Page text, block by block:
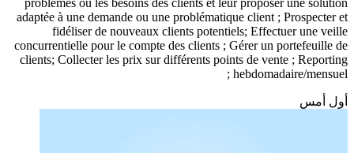
adaptée à une demande ou une problématique client ; Prospecter et
fidéliser de nouveaux clients potentiels; Effectuer une veille
concurrentielle pour le compte des clients ; Gérer un portefeuille de
clients; Collecter les prix sur différents points de vente ; Reporting
hebdomadaire/mensuel ;
أول أمس